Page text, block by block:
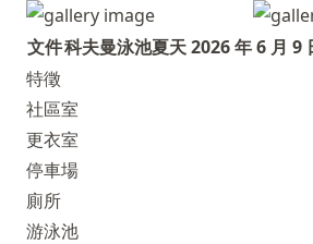
文件科夫曼泳池夏天 2026 年 6 月 9
特徵
社區室
更衣室
停車場
廁所
游泳池